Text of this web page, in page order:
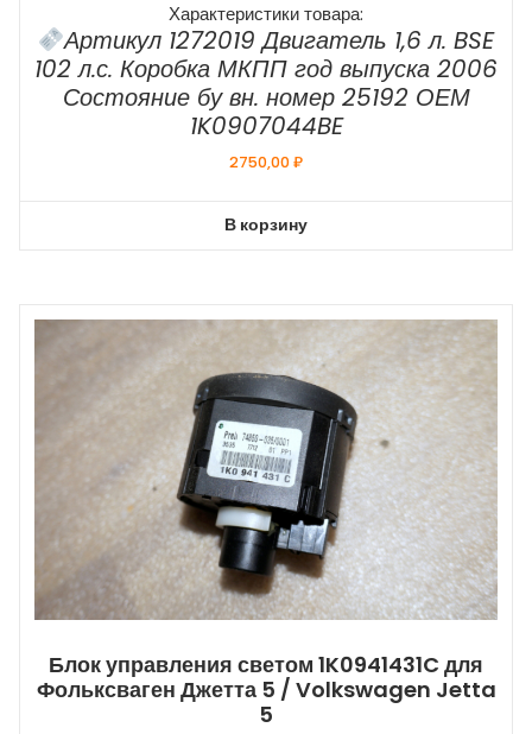
Характеристики товара:
Артикул 1272019 Двигатель 1,6 л. BSE
102 л.с. Коробка МКПП год выпуска 2006
Состояние бу вн. номер 25192 ОЕМ
1K0907044BE
2750,00₽
В корзину
Блок управления светом 1K0941431C для
Фольксваген Джетта 5 / Volkswagen Jetta
5